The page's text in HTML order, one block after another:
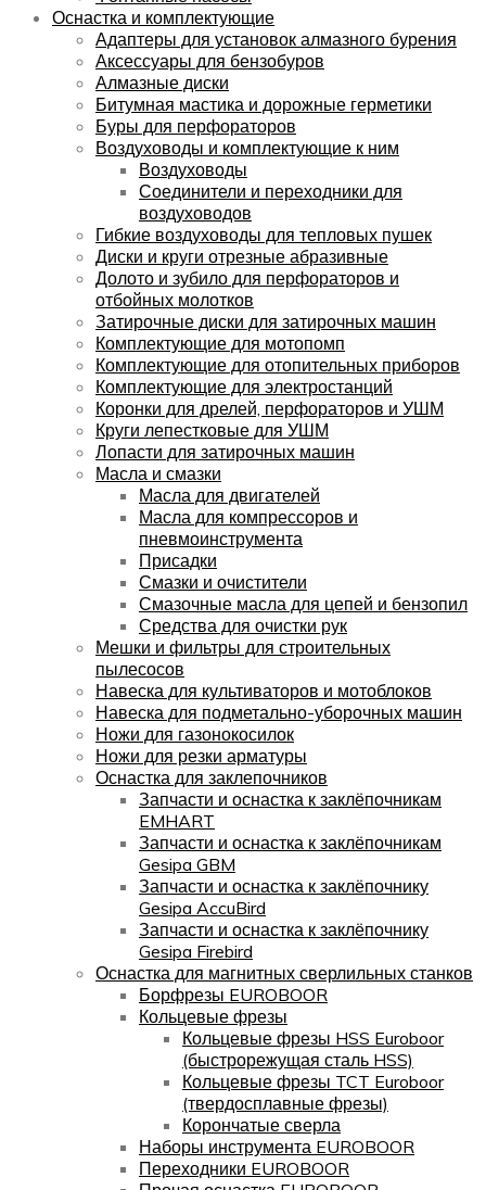
Оснастка и комплектующие
Адаптеры для установок алмазного бурения
Аксессуары для бензобуров
Алмазные диски
Битумная мастика и дорожные герметики
Буры для перфораторов
Воздуховоды и комплектующие к ним
Воздуховоды
Соединители и переходники для
воздуховодов
Гибкие воздуховоды для тепловых пушек
Диски и круги отрезные абразивные
Долото и зубило для перфораторов и
отбойных молотков
Затирочные диски для затирочных машин
Комплектующие для мотопомп
Комплектующие для отопительных приборов
Комплектующие для электростанций
Коронки для дрелей, перфораторов и УШМ
Круги лепестковые для УШМ
Лопасти для затирочных машин
Масла и смазки
Масла для двигателей
Масла для компрессоров и
пневмоинструмента
Присадки
Смазки и очистители
Смазочные масла для цепей и бензопил
Средства для очистки рук
Мешки и фильтры для строительных
пылесосов
Навеска для культиваторов и мотоблоков
Навеска для подметально-уборочных машин
Ножи для газонокосилок
Ножи для резки арматуры
Оснастка для заклепочников
Запчасти и оснастка к заклёпочникам
EMHART
Запчасти и оснастка к заклёпочникам
Gesipa GBM
Запчасти и оснастка к заклёпочнику
Gesipa AccuBird
Запчасти и оснастка к заклёпочнику
Gesipa Firebird
Оснастка для магнитных сверлильных станков
Борфрезы EUROBOOR
Кольцевые фрезы
Кольцевые фрезы HSS Euroboor
(быстрорежущая сталь HSS)
Кольцевые фрезы TCT Euroboor
(твердосплавные фрезы)
Корончатые сверла
Наборы инструмента EUROBOOR
Переходники EUROBOOR